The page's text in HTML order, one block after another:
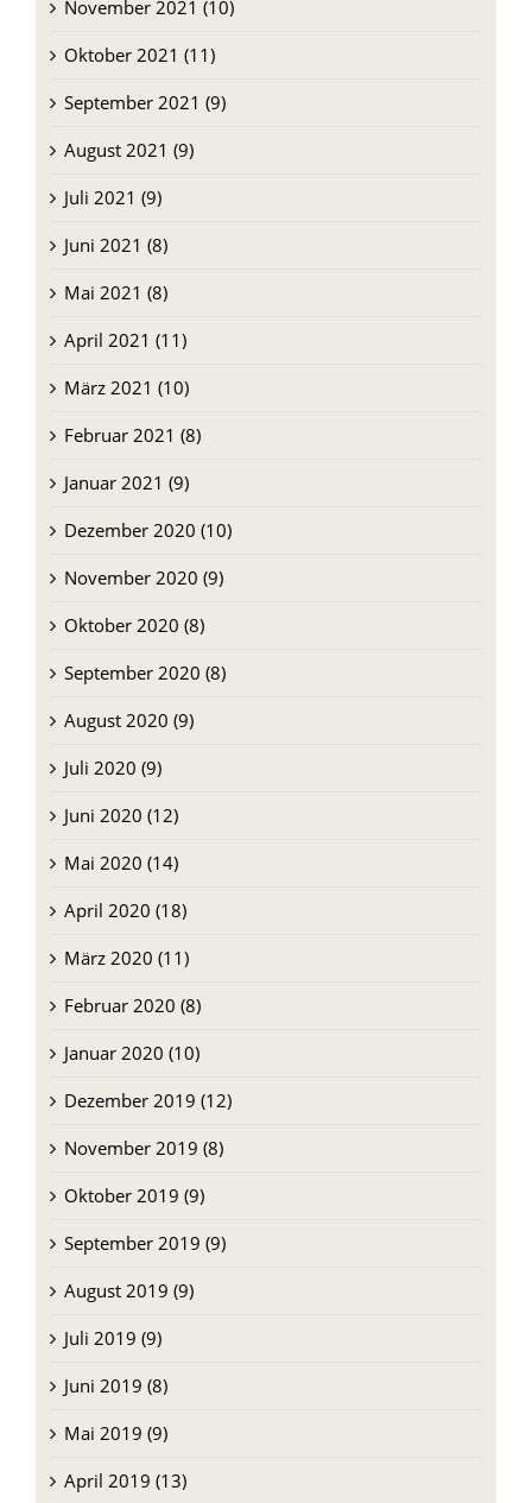
November 2021 (10)
Oktober 2021 (11)
September 2021 (9)
August 2021 (9)
Juli 2021 (9)
Juni 2021 (8)
Mai 2021 (8)
April 2021 (11)
März 2021 (10)
Februar 2021 (8)
Januar 2021 (9)
Dezember 2020 (10)
November 2020 (9)
Oktober 2020 (8)
September 2020 (8)
August 2020 (9)
Juli 2020 (9)
Juni 2020 (12)
Mai 2020 (14)
April 2020 (18)
März 2020 (11)
Februar 2020 (8)
Januar 2020 (10)
Dezember 2019 (12)
November 2019 (8)
Oktober 2019 (9)
September 2019 (9)
August 2019 (9)
Juli 2019 (9)
Juni 2019 (8)
Mai 2019 (9)
April 2019 (13)